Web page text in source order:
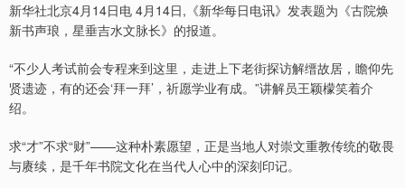
新华社北京4月14日电 4月14日,《新华每日电讯》发表题为《古院焕
新书声琅，星垂吉水文脉长》的报道。
“不少人考试前会专程来到这里，走进上下老街探访解缙故居，瞻仰先
贤遗迹，有的还会‘拜一拜’，祈愿学业有成。”讲解员王颖檬笑着介
绍。
求“才”不求“财”——这种朴素愿望，正是当地人对崇文重教传统的敬畏
与赓续，是千年书院文化在当代人心中的深刻印记。